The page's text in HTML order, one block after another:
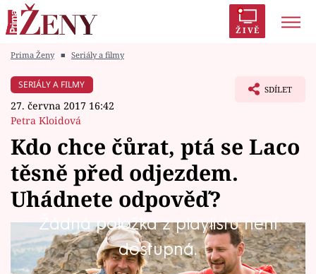
ŽIVĚ
Módní alarm
Témata
Celebrity
Vztahy
Prima Ženy ■ Seriály a filmy
SERIÁLY A FILMY
27. června 2017 16:42
Petra Kloidová
SDÍLET
Kdo chce čůrat, ptá se Laco
těsně před odjezdem.
Uhádnete odpověď?
Žádná položka z playlistu není
dostupná.
Podívejte se na další exkluzivní scénu s Lacem,
kterého hraje Tomáš Matonoha.